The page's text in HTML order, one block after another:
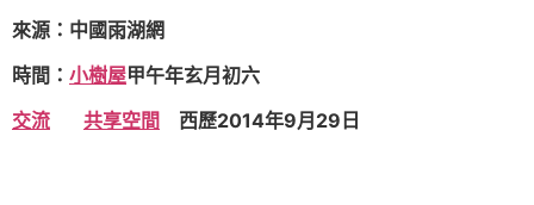
來源：中國雨湖網
時間： 小樹屋甲午年玄月初六
交流
共享空間 西歷2014年9月29日